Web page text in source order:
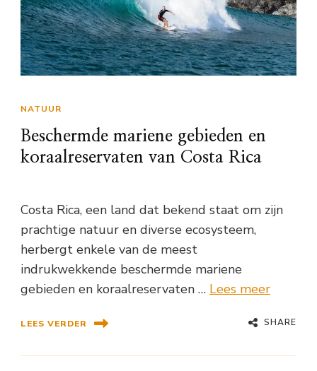
NATUUR
Beschermde mariene gebieden en
koraalreservaten van Costa Rica
Costa Rica, een land dat bekend staat om zijn
prachtige natuur en diverse ecosysteem,
herbergt enkele van de meest
indrukwekkende beschermde mariene
gebieden en koraalreservaten … Lees meer
LEES VERDER SHARE